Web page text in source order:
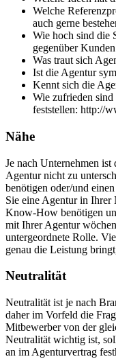
Welche
auch gerne
Wie hoch sind die
gegenüber
Was traut sich
Ist die Agentur
Kennt sich die
Wie zufrieden
feststellen: http://
Nähe
Je nach Unternehmen
Agentur nicht zu
benötigen oder/und
Sie eine Agentur in Ihrer
Know-How benötigen
mit Ihrer Agentur
untergeordnete Rolle.
genau die Leistung
Neutralität
Neutralität ist je nach
daher im Vorfeld die
Mitbewerber von der
Neutralität wichtig ist,
an im Agenturvertrag